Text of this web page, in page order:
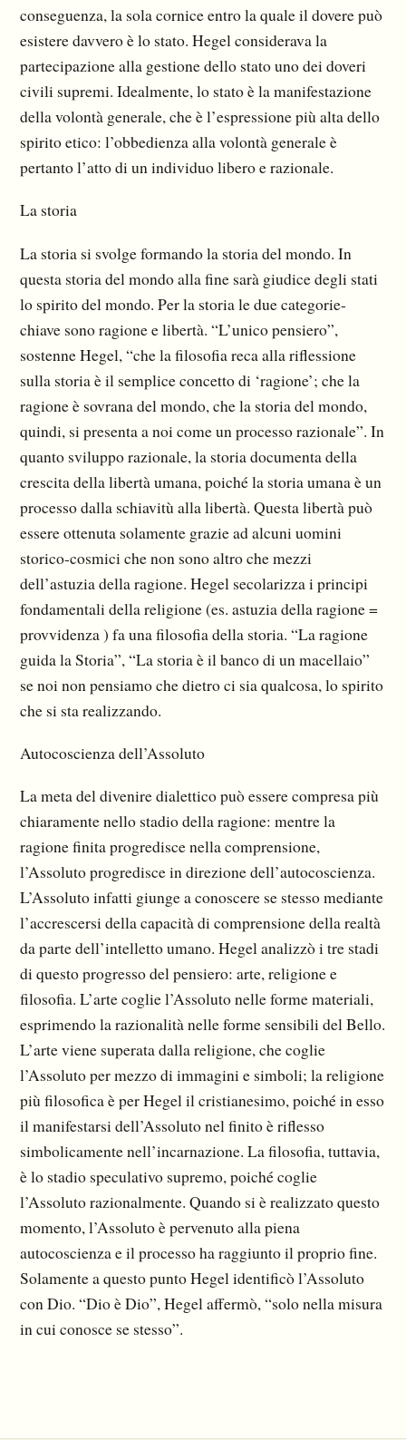
conseguenza, la sola cornice entro la quale il dovere può
esistere davvero è lo stato. Hegel considerava la
partecipazione alla gestione dello stato uno dei doveri
civili supremi. Idealmente, lo stato è la manifestazione
della volontà generale, che è l’espressione più alta dello
spirito etico: l’obbedienza alla volontà generale è
pertanto l’atto di un individuo libero e razionale.
La storia
La storia si svolge formando la storia del mondo. In
questa storia del mondo alla fine sarà giudice degli stati
lo spirito del mondo. Per la storia le due categorie-
chiave sono ragione e libertà. “L’unico pensiero”,
sostenne Hegel, “che la filosofia reca alla riflessione
sulla storia è il semplice concetto di ‘ragione’; che la
ragione è sovrana del mondo, che la storia del mondo,
quindi, si presenta a noi come un processo razionale”. In
quanto sviluppo razionale, la storia documenta della
crescita della libertà umana, poiché la storia umana è un
processo dalla schiavitù alla libertà. Questa libertà può
essere ottenuta solamente grazie ad alcuni uomini
storico-cosmici che non sono altro che mezzi
dell’astuzia della ragione. Hegel secolarizza i principi
fondamentali della religione (es. astuzia della ragione =
provvidenza ) fa una filosofia della storia. “La ragione
guida la Storia”, “La storia è il banco di un macellaio”
se noi non pensiamo che dietro ci sia qualcosa, lo spirito
che si sta realizzando.
Autocoscienza dell’Assoluto
La meta del divenire dialettico può essere compresa più
chiaramente nello stadio della ragione: mentre la
ragione finita progredisce nella comprensione,
l’Assoluto progredisce in direzione dell’autocoscienza.
L’Assoluto infatti giunge a conoscere se stesso mediante
l’accrescersi della capacità di comprensione della realtà
da parte dell’intelletto umano. Hegel analizzò i tre stadi
di questo progresso del pensiero: arte, religione e
filosofia. L’arte coglie l’Assoluto nelle forme materiali,
esprimendo la razionalità nelle forme sensibili del Bello.
L’arte viene superata dalla religione, che coglie
l’Assoluto per mezzo di immagini e simboli; la religione
più filosofica è per Hegel il cristianesimo, poiché in esso
il manifestarsi dell’Assoluto nel finito è riflesso
simbolicamente nell’incarnazione. La filosofia, tuttavia,
è lo stadio speculativo supremo, poiché coglie
l’Assoluto razionalmente. Quando si è realizzato questo
momento, l’Assoluto è pervenuto alla piena
autocoscienza e il processo ha raggiunto il proprio fine.
Solamente a questo punto Hegel identificò l’Assoluto
con Dio. “Dio è Dio”, Hegel affermò, “solo nella misura
in cui conosce se stesso”.